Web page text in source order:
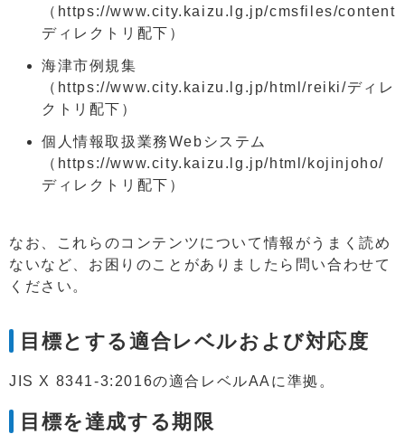
（https://www.city.kaizu.lg.jp/cmsfiles/
ディレクトリ配下）
海津市例規集
（https://www.city.kaizu.lg.jp/html/reiki/ディレ
クトリ配下）
個人情報取扱業務Webシステム
（https://www.city.kaizu.lg.jp/html/kojinjoho/
ディレクトリ配下）
なお、これらのコンテンツについて情報がうまく読め
ないなど、お困りのことがありましたら問い合わせて
ください。
目標とする適合レベルおよび対応度
JIS X 8341-3:2016の適合レベルAAに準拠。
目標を達成する期限